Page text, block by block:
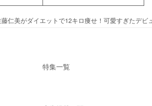
藤仁美がダイエットで12キロ痩せ！可愛すぎたデ
特集一覧